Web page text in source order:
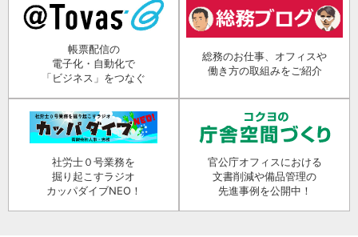
帳票配信の
電子化・自動化で
「ビジネス」をつなぐ
総務のお仕事、オフィスや
働き方の取組みをご紹介
社労士０号業務を
掘り起こすラジオ
カッパダイブNEO！
官公庁オフィスにおける
文書削減や備品管理の
先進事例を公開中！